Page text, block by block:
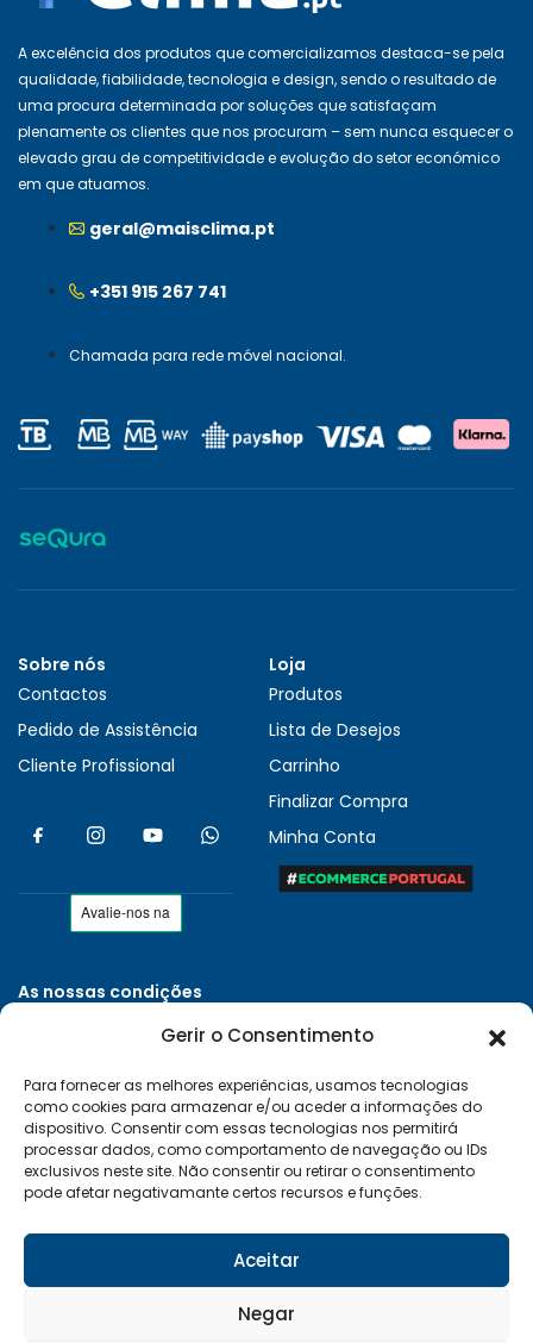
Gerir o Consentimento
Para fornecer as melhores experiências, usamos tecnologias
como cookies para armazenar e/ou aceder a informações do
dispositivo. Consentir com essas tecnologias nos permitirá
processar dados, como comportamento de navegação ou IDs
exclusivos neste site. Não consentir ou retirar o consentimento
pode afetar negativamante certos recursos e funções.
Aceitar
Negar
A excelência dos produtos que comercializamos destaca-se pela
qualidade, fiabilidade, tecnologia e design, sendo o resultado de
uma procura determinada por soluções que satisfaçam
plenamente os clientes que nos procuram – sem nunca esquecer o
elevado grau de competitividade e evolução do setor económico
em que atuamos.
geral@maisclima.pt
+351 915 267 741
Chamada para rede móvel nacional.
Sobre nós
Contactos
Pedido de Assistência
Cliente Profissional
Loja
Produtos
Lista de Desejos
Carrinho
Finalizar Compra
Minha Conta
As nossas condições
Políticas de Privacidade
Entregas e Devoluções
Livro de Reclamações
RAL e RLL
Klarna FAQ
Sequra
Desenvolvido por:Vítor Carneiro